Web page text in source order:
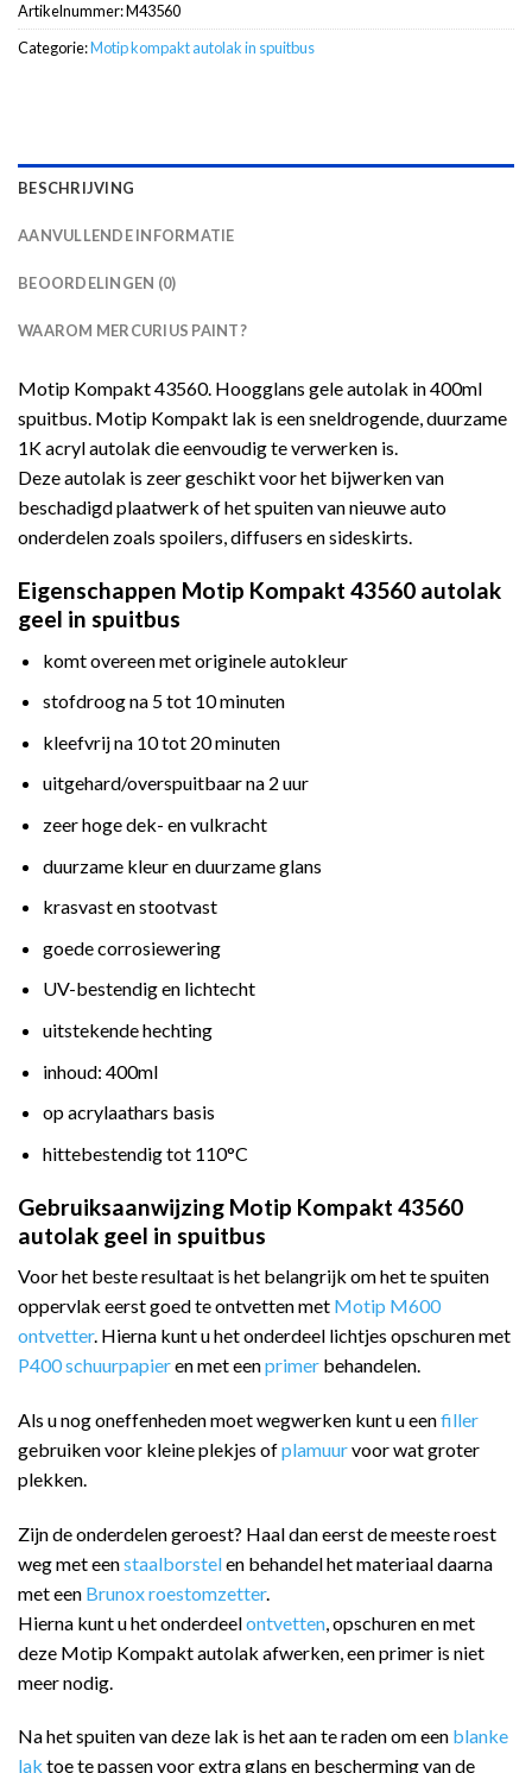
Artikelnummer:M43560
Categorie:Motip kompakt autolak in spuitbus
BESCHRIJVING
AANVULLENDE INFORMATIE
BEOORDELINGEN (0)
WAAROM MERCURIUS PAINT?
Motip Kompakt 43560. Hoogglans gele autolak in 400ml
spuitbus. Motip Kompakt lak is een sneldrogende, duurzame
1K acryl autolak die eenvoudig te verwerken is.
Deze autolak is zeer geschikt voor het bijwerken van
beschadigd plaatwerk of het spuiten van nieuwe auto
onderdelen zoals spoilers, diffusers en sideskirts.
Eigenschappen Motip Kompakt 43560 autolak
geel in spuitbus
komt overeen met originele autokleur
stofdroog na 5 tot 10 minuten
kleefvrij na 10 tot 20 minuten
uitgehard/overspuitbaar na 2 uur
zeer hoge dek- en vulkracht
duurzame kleur en duurzame glans
krasvast en stootvast
goede corrosiewering
UV-bestendig en lichtecht
uitstekende hechting
inhoud: 400ml
op acrylaathars basis
hittebestendig tot 110°C
Gebruiksaanwijzing Motip Kompakt 43560
autolak geel in spuitbus
Voor het beste resultaat is het belangrijk om het te spuiten
oppervlak eerst goed te ontvetten met Motip M600
ontvetter. Hierna kunt u het onderdeel lichtjes opschuren met
P400 schuurpapieren met eenprimer behandelen.
Als u nog oneffenheden moet wegwerken kunt u eenfiller
gebruiken voor kleine plekjes ofplamuurvoor wat groter
plekken.
Zijn de onderdelen geroest? Haal dan eerst de meeste roest
weg met eenstaalborstelen behandel het materiaal daarna
met een Brunox roestomzetter.
Hierna kunt u het onderdeelontvetten , opschuren en met
deze Motip Kompakt autolak afwerken, een primer is niet
meer nodig.
Na het spuiten van deze lak is het aan te raden om een blanke
lak toe te passen voor extra glans en bescherming van de